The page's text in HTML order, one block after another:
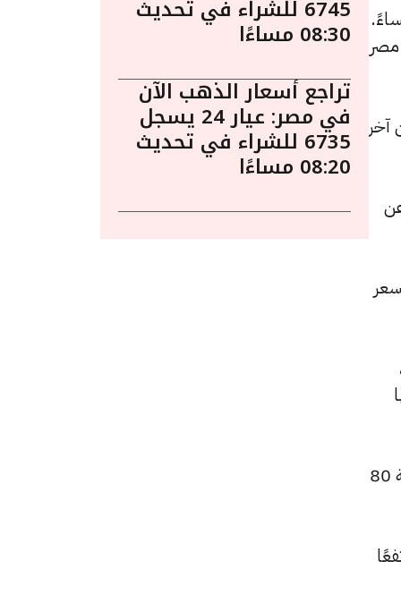
اليوم في مصر ليوم الخميس 14 مايو الساعة 1:10 مساءً.
قيمتها 10 جنيهات عن آخر
10 جنيهات عن
عن السعر
جنيهًا
كما ارتفع سعر الجنيه الذهب ليصل إلى 55840 جنيهًا للبيع و55520 جنيهًا للشراء، بعد زيادة بقيمة 80
مرتفعًا
6745 للشراء في تحديث
08:30 مساءًا
تراجع أسعار الذهب الآن
في مصر: عيار 24 يسجل
6735 للشراء في تحديث
08:20 مساءًا